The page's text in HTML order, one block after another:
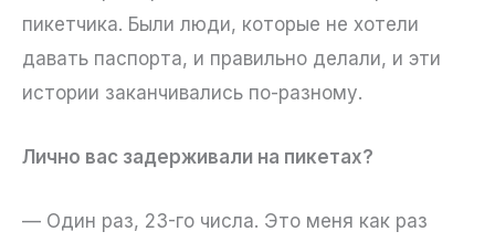
пикетчика. Были люди, которые не хотели
давать паспорта, и правильно делали, и эти
истории заканчивались по-разному.
Лично вас задерживали на пикетах?
— Один раз, 23-го числа. Это меня как раз